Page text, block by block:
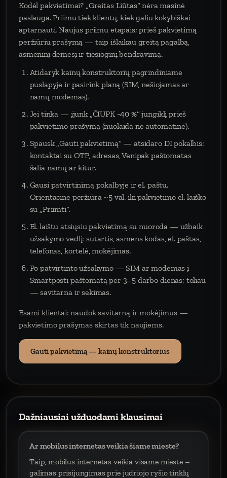
Kodėl pakvietimai? „Greitas Liūtas“ nėra masinė
paslauga. Priimu tiek klientų, kiek galiu kokybiškai
aptarnauti. Naujus priimu etapais; prieš pakvietimą
peržiūriu prašymą — taip išlaikau greitą pagalbą,
asmeninį dėmesį ir tiesioginį bendravimą.
Atidaryk kainų konstruktorių pagrindiniame
puslapyje ir pasirink planą (SIM, nešiojamas ar
namų modemas).
Jei tinka — įjunk „ČIUPK −40 %“ jungiklį prieš
pakvietimo prašymą (nuolaida ne automatinė).
Spausk „Gauti pakvietimą“ — atsidaro DI pokalbis:
kontaktai su OTP, adresas, Venipak paštomatas
šalia namų ar kitur.
Gausi patvirtinimą pokalbyje ir el. paštu.
Orientacinė peržiūra ~5 val. iki pakvietimo el. laiško
su „Priimti“.
El. laištu atsiųsiu pakvietimą su nuoroda — užbaik
užsakymo vedlį: sutartis, asmens kodas, el. paštas,
telefonas, kortelė, mokėjimas.
Po patvirtinto užsakymo — SIM ar modemas į
Smartposti paštomatą per 3–5 darbo dienas; toliau
— savitarna ir sekimas.
Esami klientai: naudok savitarną ir mokėjimus —
pakvietimo prašymas skirtas tik naujiems.
Gauti pakvietimą — kainų konstruktorius
Dažniausiai užduodami klausimai
Ar mobilus internetas veikia šiame mieste?
Taip, mobilus internetas veikia visame mieste –
galimas prisijungimas prie judriojo ryšio tinklų